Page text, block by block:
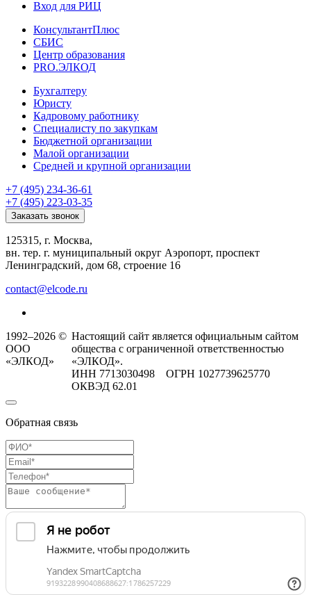
Вход для РИЦ
КонсультантПлюс
СБИС
Центр образования
PRO.ЭЛКОД
Бухгалтеру
Юристу
Кадровому работнику
Специалисту по закупкам
Бюджетной организации
Малой организации
Средней и крупной организации
+7 (495) 234-36-61
+7 (495) 223-03-35
Заказать звонок
125315, г. Москва,
вн. тер. г. муниципальный округ Аэропорт, проспект
Ленинградский, дом 68, строение 16
contact@elcode.ru
1992–2026 ©
ООО
«ЭЛКОД»
Настоящий сайт является официальным сайтом
общества с ограниченной ответственностью
«ЭЛКОД».
ИНН 7713030498 ОГРН 1027739625770
ОКВЭД 62.01
Обратная связь